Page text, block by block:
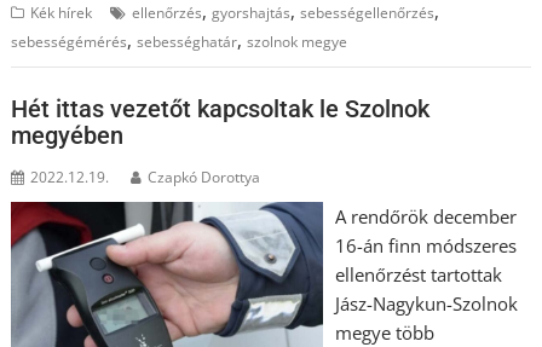
Kék hírek ellenőrzés,gyorshajtás,sebességellenőrzés,
sebességémérés,sebességhatár,szolnok megye
Hét ittas vezetőt kapcsoltak le Szolnok
megyében
2022.12.19. Czapkó Dorottya
A rendőrök december
16-án finn módszeres
ellenőrzést tartottak
Jász-Nagykun-Szolnok
megye több